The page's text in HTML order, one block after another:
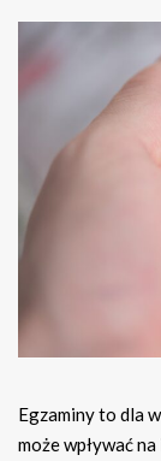
Egzaminy to dla
może wpływać